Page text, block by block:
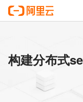
构建分布式